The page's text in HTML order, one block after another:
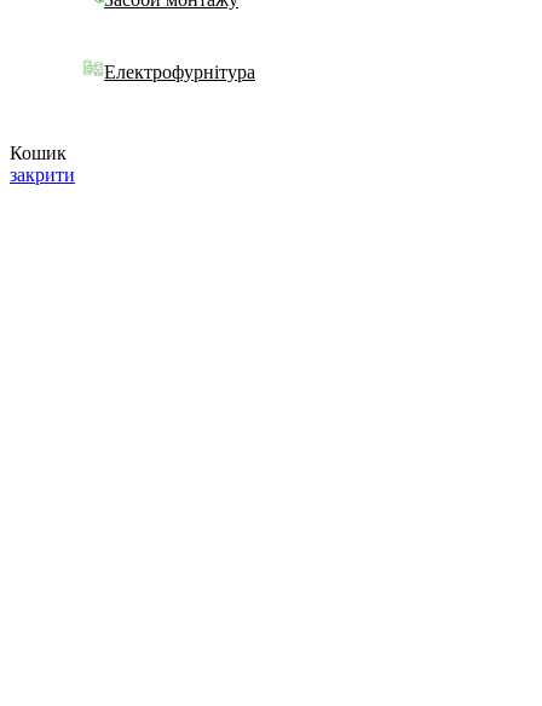
Електрофурнітура
Кошик
закрити